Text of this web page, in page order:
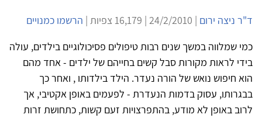
ד"ר ניצה ירום | 24/2/2010 | 16,179 צפיות |
הרשמו כמנויים
כמי שמלווה במשך שנים רבות טיפולים פסיכולוגיים בילדים, עולה
בידי לראות מקורות סבל קשים בחייהם של ילדים - אחד מהם
הוא חיפוש נואש של הורה נעדר. הילד בילדותו , ואחר כך
בבגרותו, עסוק בדמות הנעדרת - לפעמים באופן אקטיבי, אך
לרוב באופן לא מודע, בהתפרצויות זעם קשות, כתחושת זרות